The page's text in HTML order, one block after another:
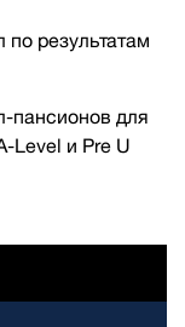
результатам
пансионов для
Level и Pre U